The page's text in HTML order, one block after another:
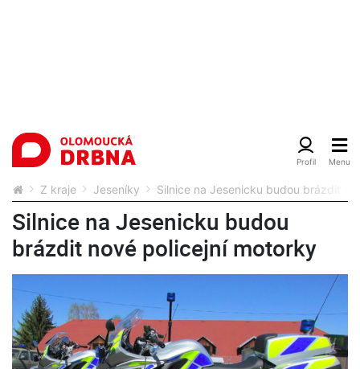
Z kraje Jeseníky Silnice na Jesenicku budou brázdit
Silnice na Jesenicku budou
brázdit nové policejní motorky